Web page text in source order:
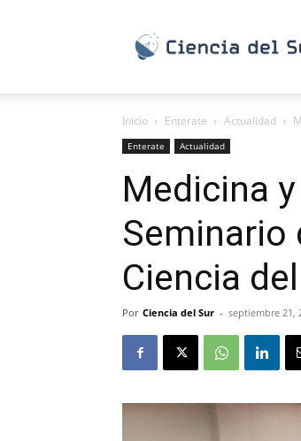
Sur
Inicio Enterate Actualidad
Enterate Actualidad
Medicina
Seminario
Ciencia
Por Ciencia del Sur - septiembre 21,